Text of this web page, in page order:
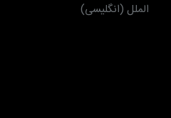
الملل (انگلیسی)